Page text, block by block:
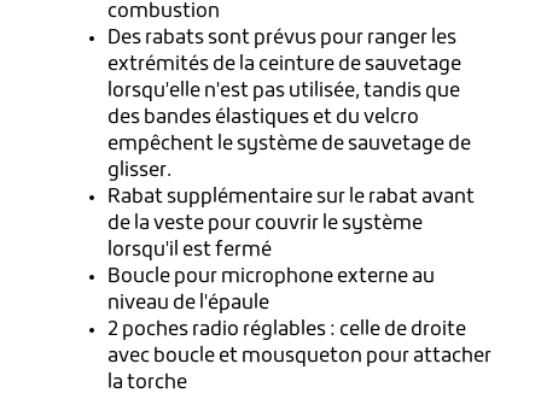
combustion
Des rabats sont prévus pour ranger les
extrémités de la ceinture de sauvetage
lorsqu'elle n'est pas utilisée, tandis que
des bandes élastiques et du velcro
empêchent le système de sauvetage de
glisser.
Rabat supplémentaire sur le rabat avant
de la veste pour couvrir le système
lorsqu'il est fermé
Boucle pour microphone externe au
niveau de l'épaule
2 poches radio réglables : celle de droite
avec boucle et mousqueton pour attacher
la torche